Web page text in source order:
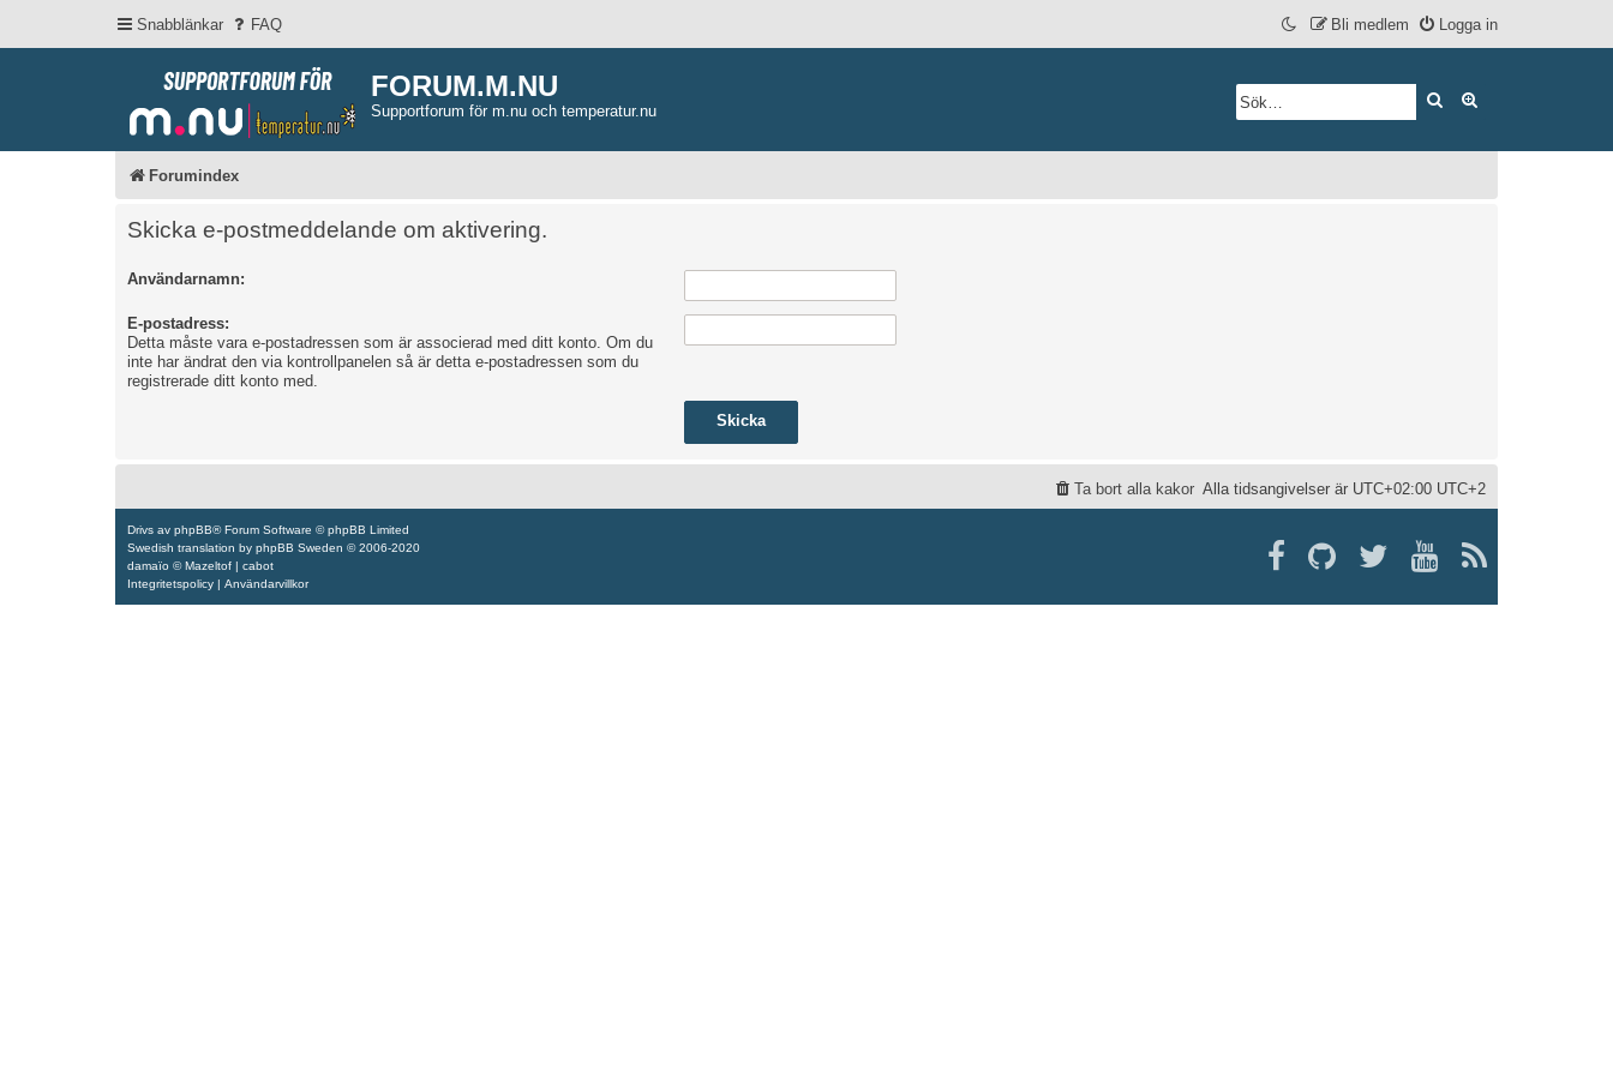
Snabblänkar FAQ Logga in
Bli medlem
FORUM.M.NU
Supportforum för m.nu och temperatur.nu
Sök
Forumindex
Skicka e-postmeddelande om aktivering.
Användarnamn:
E-postadress:
Detta måste vara e-postadressen som är associerad med ditt konto. Om du
inte har ändrat den via kontrollpanelen så är detta e-postadressen som du
registrerade ditt konto med.
Alla tidsangivelser är UTC+02:00 UTC+2
Ta bort alla kakor
Drivs av phpBB® Forum Software © phpBB Limited
Swedish translation by phpBB Sweden © 2006-2020
damaïo ©Mazeltof | cabot
Integritetspolicy | Användarvillkor